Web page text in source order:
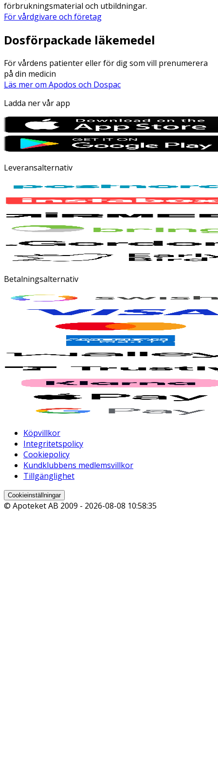
förbrukningsmaterial och utbildningar.
För vårdgivare och företag
Dosförpackade läkemedel
För vårdens patienter eller för dig som vill prenumerera
på din medicin
Läs mer om Apodos och Dospac
Ladda ner vår app
Leveransalternativ
Betalningsalternativ
Köpvillkor
Integritetspolicy
Cookiepolicy
Kundklubbens medlemsvillkor
Tillgänglighet
Cookieinställningar
© Apoteket AB 2009 - 2026-08-08 10:58:35